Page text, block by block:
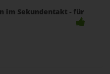
im Sekundentakt - für